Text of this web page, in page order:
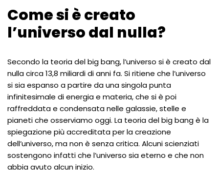
Come si è creato
l’universo dal nulla?
Secondo la teoria del big bang, l’universo si è creato dal
nulla circa 13,8 miliardi di anni fa. Si ritiene che l’universo
si sia espanso a partire da una singola punta
infinitesimale di energia e materia, che si è poi
raffreddata e condensata nelle galassie, stelle e
pianeti che osserviamo oggi. La teoria del big bang è la
spiegazione più accreditata per la creazione
dell’universo, ma non è senza critica. Alcuni scienziati
sostengono infatti che l’universo sia eterno e che non
abbia avuto alcun inizio.